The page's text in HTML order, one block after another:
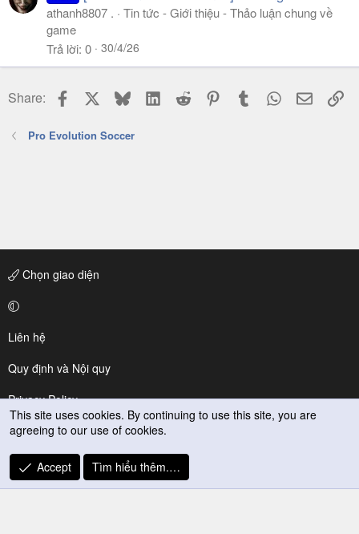
athanh8807 .
Tin tức - Giới thiệu - Thảo luận chung về
game
Trả lời 0 30/4/26
Share: Facebook BlueskyLinkedIn
Reddit PinterestTumblr WhatsApp
Email
Pro Evolution Soccer
Chọn giao diện
Liên hệ
Quy định và Nội quy
Privacy Policy
Trợ giúp
R
S
This site uses cookies. By continuing to use this site, you are
agreeing to our use of cookies.
Accept Tìm hiểu thêm.…